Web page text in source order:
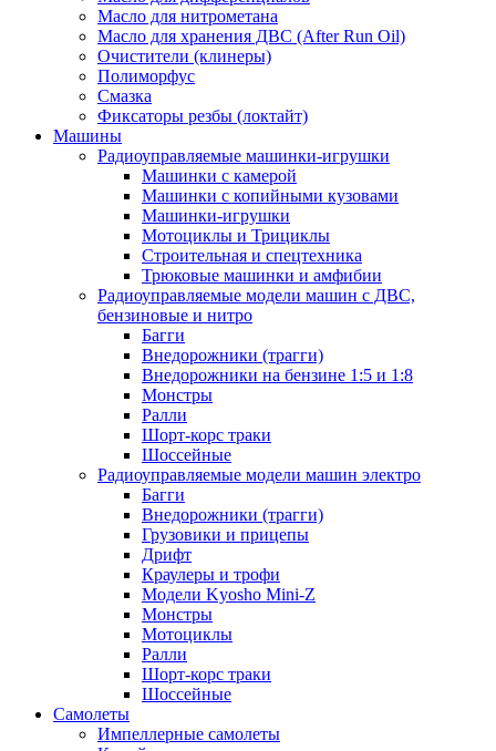
Масло для нитрометана
Масло для хранения ДВС (After Run Oil)
Очистители (клинеры)
Полиморфус
Смазка
Фиксаторы резбы (локтайт)
Машины
Радиоуправляемые машинки-игрушки
Машинки с камерой
Машинки с копийными кузовами
Машинки-игрушки
Мотоциклы и Трициклы
Строительная и спецтехника
Трюковые машинки и амфибии
Радиоуправляемые модели машин с ДВС,
бензиновые и нитро
Багги
Внедорожники (трагги)
Внедорожники на бензине 1:5 и 1:8
Монстры
Ралли
Шорт-корс траки
Шоссейные
Радиоуправляемые модели машин электро
Багги
Внедорожники (трагги)
Грузовики и прицепы
Дрифт
Краулеры и трофи
Модели Kyosho Mini-Z
Монстры
Мотоциклы
Ралли
Шорт-корс траки
Шоссейные
Самолеты
Импеллерные самолеты